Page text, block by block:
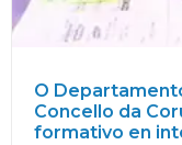
O
Concello da
formativo en